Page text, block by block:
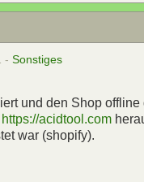
-Sonstiges
und den Shop offline
https://acidtool.com
war (shopify).